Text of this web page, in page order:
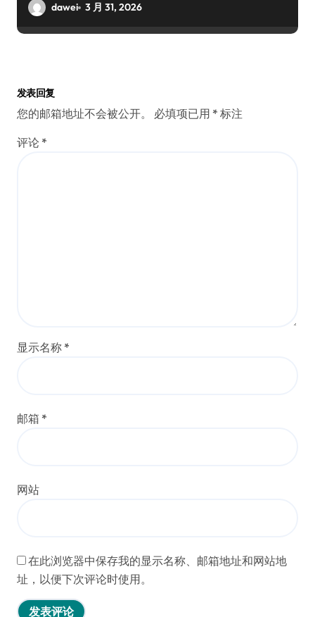
dawei 3 月 31, 2026
发表回复
您的邮箱地址不会被公开。 必填项已用 * 标注
评论 *
显示名称 *
邮箱 *
网站
在此浏览器中保存我的显示名称、邮箱地址和网站地
址，以便下次评论时使用。